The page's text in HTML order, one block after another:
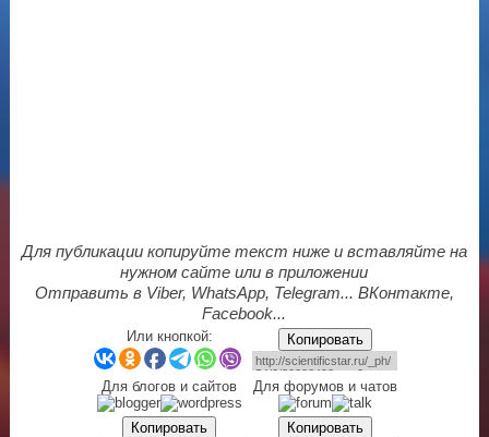
Для публикации копируйте текст ниже и вставляйте на
нужном сайте или в приложении
Отправить в Viber, WhatsApp, Telegram... ВКонтакте,
Facebook...
Или кнопкой: Копировать
Для блогов и сайтов Для форумов и чатов
Копировать Копировать